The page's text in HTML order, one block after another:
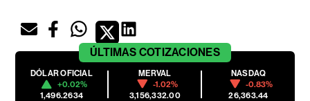
ÚLTIMAS COTIZACIONES
DÓLAR OFICIAL
+0.02%
1,496.2634
MERVAL
-1.02%
3,156,332.00
NASDAQ
-0.83%
26,363.44